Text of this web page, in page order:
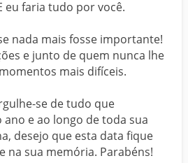
eu faria tudo por você.
nada mais fosse importante!
e junto de quem nunca lhe
mais difíceis.
se de tudo que
e ao longo de toda sua
desejo que esta data fique
na sua memória. Parabéns!